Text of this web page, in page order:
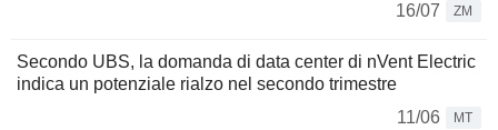
16/07
ZM
Secondo UBS, la domanda di data center di nVent Electric
indica un potenziale rialzo nel secondo trimestre
11/06
MT